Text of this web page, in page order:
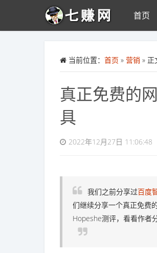
首页
当前位置： 首页 » 营销 » 正
真正免费的
具
2022年12月27日 11:06:48
我们之前分享过百度
们继续分享一个真正免费
Hopeshe测评，看看作者